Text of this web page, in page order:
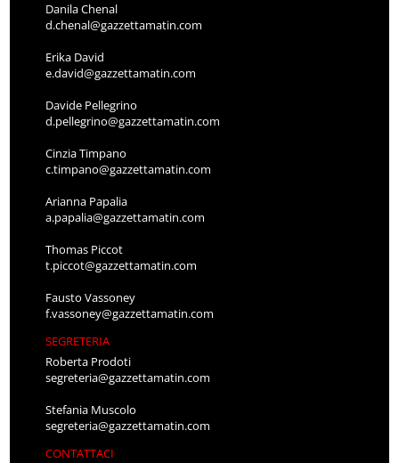
Danila Chenal
d.chenal@gazzettamatin.com
Erika David
e.david@gazzettamatin.com
Davide Pellegrino
d.pellegrino@gazzettamatin.com
Cinzia Timpano
c.timpano@gazzettamatin.com
Arianna Papalia
a.papalia@gazzettamatin.com
Thomas Piccot
t.piccot@gazzettamatin.com
Fausto Vassoney
f.vassoney@gazzettamatin.com
SEGRETERIA
Roberta Prodoti
segreteria@gazzettamatin.com
Stefania Muscolo
segreteria@gazzettamatin.com
CONTATTACI